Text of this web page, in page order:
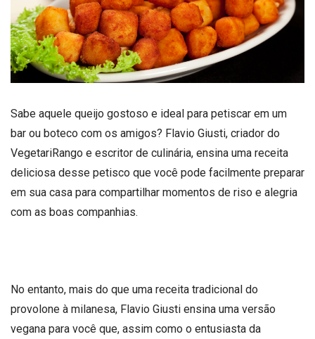
Sabe aquele queijo gostoso e ideal para petiscar em um
bar ou boteco com os amigos? Flavio Giusti, criador do
VegetariRango e escritor de culinária, ensina uma receita
deliciosa desse petisco que você pode facilmente preparar
em sua casa para compartilhar momentos de riso e alegria
com as boas companhias.
No entanto, mais do que uma receita tradicional do
provolone à milanesa, Flavio Giusti ensina uma versão
vegana para você que, assim como o entusiasta da